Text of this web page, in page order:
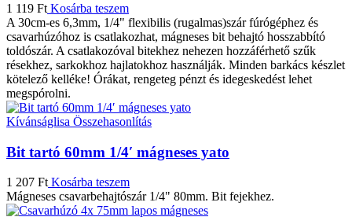
1 119 Ft Kosárba teszem
A 30cm-es 6,3mm, 1/4" flexibilis (rugalmas)szár fúrógéphez és
csavarhúzóhoz is csatlakozhat, mágneses bit behajtó hosszabbító
toldószár. A csatlakozóval bitekhez nehezen hozzáférhető szűk
résekhez, sarkokhoz hajlatokhoz használják. Minden barkács készlet
kötelező kelléke! Órákat, rengeteg pénzt és idegeskedést lehet
megspórolni.
Kívánságlisa Összehasonlítás
Bit tartó 60mm 1/4′ mágneses yato
1 207 Ft Kosárba teszem
Mágneses csavarbehajtószár 1/4" 80mm. Bit fejekhez.